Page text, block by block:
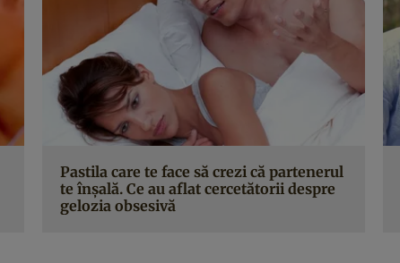
Pastila care te face să crezi că partenerul
te înşală. Ce au aflat cercetătorii despre
gelozia obsesivă